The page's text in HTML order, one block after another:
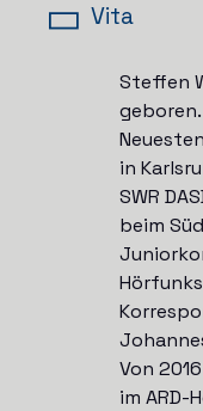
Vita
Steffen
in
SWR
beim
Von
im ARD-